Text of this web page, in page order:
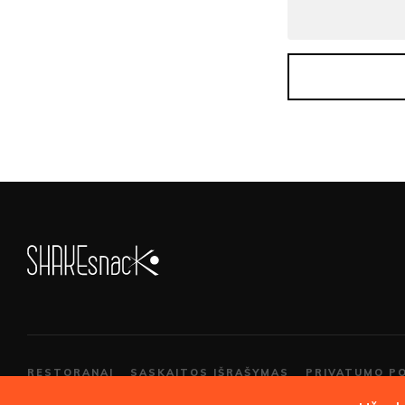
RESTORANAI SĄSKAITOS IŠRAŠYMAS PRIVATUMO